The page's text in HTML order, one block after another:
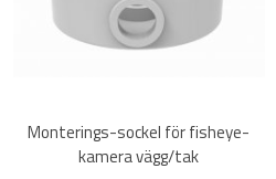
Monterings-sockel för fisheye-
kamera vägg/tak